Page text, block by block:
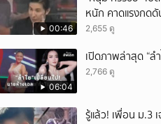
00:46
หนัก คาดแรงกด
2,655 ดู
06:04
เปิดภาพล่าสุด “ล
2,766 ดู
รู้แล้ว! เพื่อน ม.3